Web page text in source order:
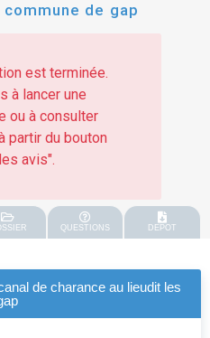
de gap
est terminée.
à lancer une
ou à consulter
partir du bouton
avis".
QUESTIONS DEPOT
de charance au lieudit les